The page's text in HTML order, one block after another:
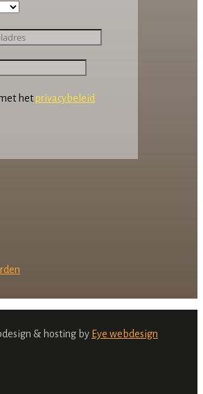
hetprivacybeleid
& hosting by Eye webdesign